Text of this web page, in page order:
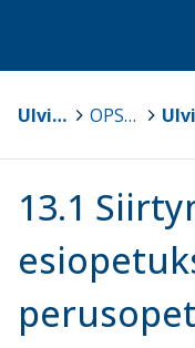
Ulvila OPS 2016 >
13.1